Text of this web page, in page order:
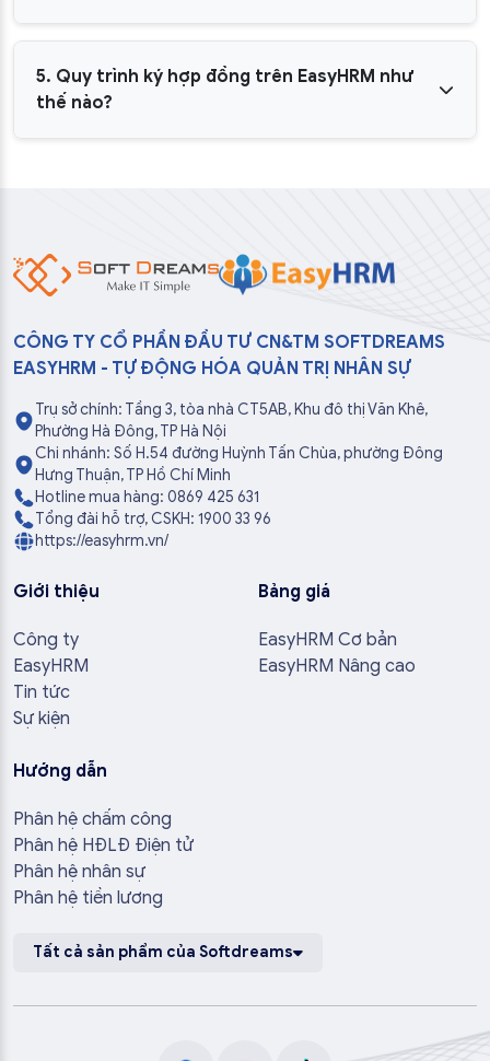
5. Quy trình ký hợp đồng trên EasyHRM như
thế nào?
CÔNG TY CỔ PHẦN ĐẦU TƯ CN&TM SOFTDREAMS
EASYHRM - TỰ ĐỘNG HÓA QUẢN TRỊ NHÂN SỰ
Trụ sở chính: Tầng 3, tòa nhà CT5AB, Khu đô thị Văn Khê,
Phường Hà Đông, TP Hà Nội
Chi nhánh: Số H.54 đường Huỳnh Tấn Chùa, phường Đông
Hưng Thuận, TP Hồ Chí Minh
Hotline mua hàng: 0869 425 631
Tổng đài hỗ trợ, CSKH: 1900 33 96
https://easyhrm.vn/
Giới thiệu
Công ty
EasyHRM
Tin tức
Sự kiện
Bảng giá
EasyHRM Cơ bản
EasyHRM Nâng cao
Hướng dẫn
Phân hệ chấm công
Phân hệ HĐLĐ Điện tử
Phân hệ nhân sự
Phân hệ tiền lương
Tất cả sản phẩm của Softdreams